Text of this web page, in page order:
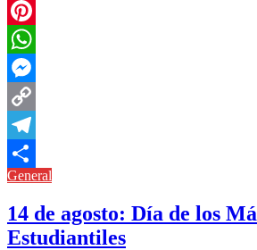
Twitter
Pinterest
WhatsApp
Messenger
Copy
Link
Telegram
Compartir
General
14 de agosto: Día de los
Estudiantiles